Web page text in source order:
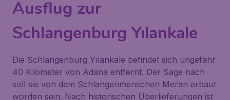
Ausflug zur
Schlangenburg Yılankale
Die Schlangenburg Yılankale befindet sich ungefähr
40 Kilometer von Adana entfernt. Der Sage nach
soll sie von dem Schlangenmenschen Meran erbaut
worden sein. Nach historischen Überlieferungen ist